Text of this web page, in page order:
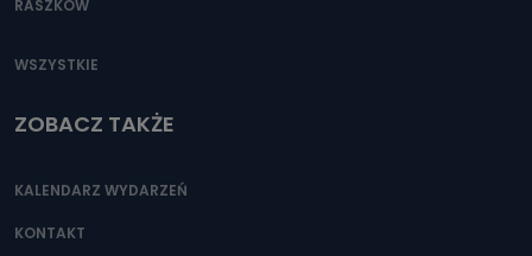
RASZKÓW
WSZYSTKIE
ZOBACZ TAKŻE
KALENDARZ WYDARZEŃ
KONTAKT